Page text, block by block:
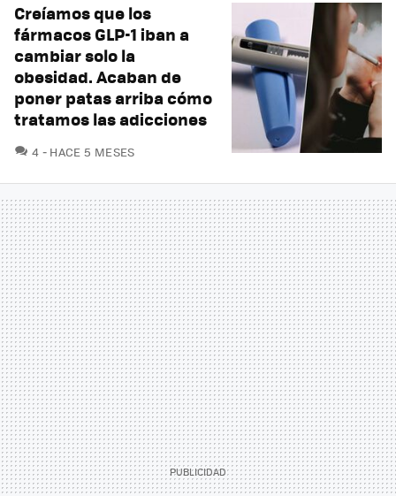
Creíamos que los
fármacos GLP-1 iban a
cambiar solo la
obesidad. Acaban de
poner patas arriba cómo
tratamos las adicciones
4 COMENTARIOS
HACE 5 MESES